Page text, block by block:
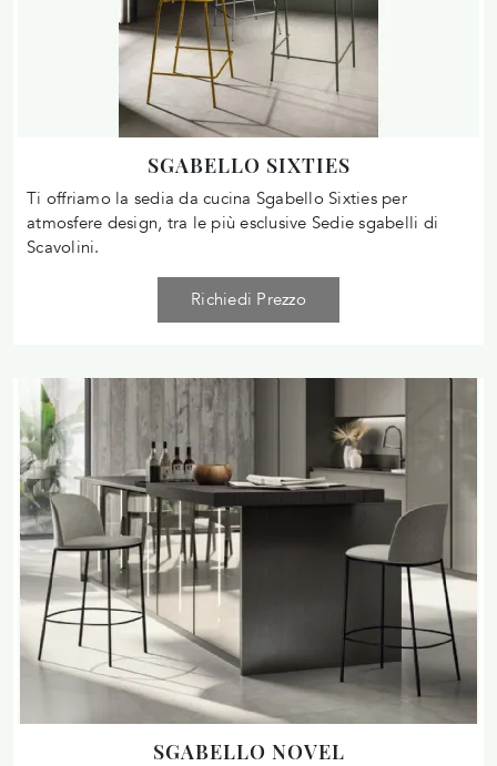
SGABELLO SIXTIES
Ti offriamo la sedia da cucina Sgabello Sixties per
atmosfere design, tra le più esclusive Sedie sgabelli di
Scavolini.
Richiedi Prezzo
SGABELLO NOVEL